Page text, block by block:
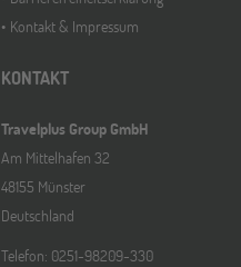
Kontakt & Impressum
KONTAKT
Travelplus Group GmbH
Am Mittelhafen 32
48155 Münster
Deutschland
Telefon: 0251-98209-330